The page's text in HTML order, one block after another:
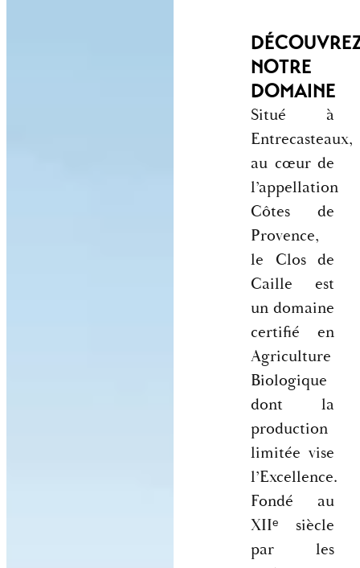
NOTRE
DOMAINE
Situé à
Entrecasteaux,
au cœur de
l’appellation
Côtes de
Provence,
le Clos de
Caille est
un domaine
certifié en
Agriculture
Biologique
dont la
production
limitée vise
l’Excellence.
Fondé au
XIIᵉ siècle
par les